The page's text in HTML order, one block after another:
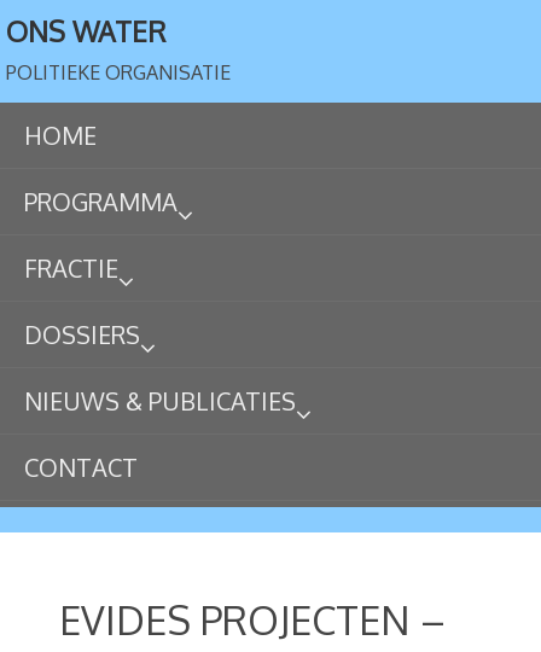
ONS WATER
POLITIEKE ORGANISATIE
HOME
PROGRAMMA
FRACTIE
DOSSIERS
NIEUWS & PUBLICATIES
CONTACT
EVIDES PROJECTEN –